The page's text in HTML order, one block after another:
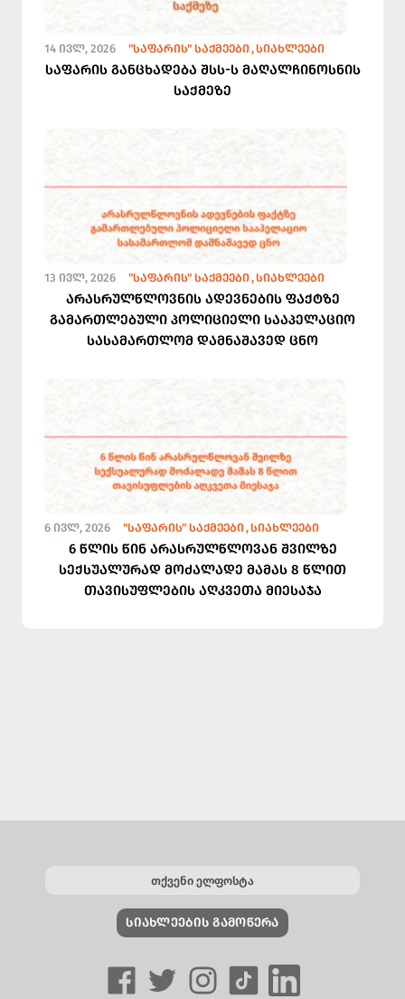
14 ᲘᲕᲚ, 2026 "ᲡᲐᲤᲐᲠᲘᲡ" ᲡᲐᲥᲛᲔᲔᲑᲘ ᲡᲘᲐᲮᲚᲔᲔᲑᲘ
საფარის განცხადება შსს-ს მაღალჩინოსნის
საქმეზე
13 ᲘᲕᲚ, 2026 "ᲡᲐᲤᲐᲠᲘᲡ" ᲡᲐᲥᲛᲔᲔᲑᲘ ᲡᲘᲐᲮᲚᲔᲔᲑᲘ
არასრულწლოვნის ადევნების ფაქტზე
გამართლებული პოლიციელი სააპელაციო
სასამართლომ დამნაშავედ ცნო
6 ᲘᲕᲚ, 2026 "ᲡᲐᲤᲐᲠᲘᲡ" ᲡᲐᲥᲛᲔᲔᲑᲘ ᲡᲘᲐᲮᲚᲔᲔᲑᲘ
6 წლის წინ არასრულწლოვან შვილზე
სექსუალურად მოძალადე მამას 8 წლით
თავისუფლების აღკვეთა მიესაჯა
ᲡᲘᲐᲮᲚᲔᲔᲑᲘᲡ ᲒᲐᲛᲝᲬᲔᲠᲐ